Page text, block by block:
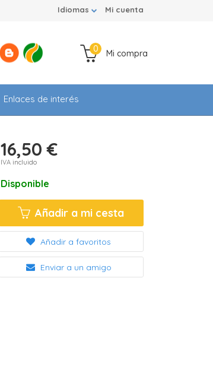
Mi cuenta
Idiomas
Mi compra
0
Enlaces de interés
16,50 €
IVA incluido
Disponible
Añadir a mi cesta
Añadir a favoritos
Enviar a un amigo